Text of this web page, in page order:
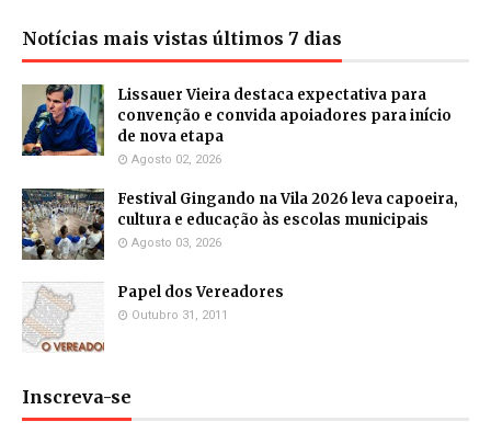
Notícias mais vistas últimos 7 dias
Lissauer Vieira destaca expectativa para
convenção e convida apoiadores para início
de nova etapa
Agosto 02, 2026
Festival Gingando na Vila 2026 leva capoeira,
cultura e educação às escolas municipais
Agosto 03, 2026
Papel dos Vereadores
Outubro 31, 2011
Inscreva-se